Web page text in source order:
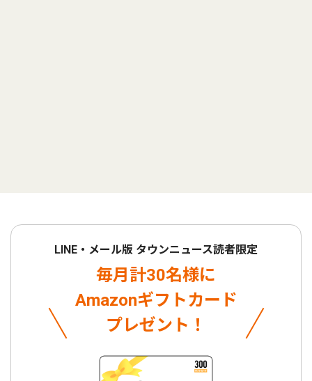
LINE・メール版 タウンニュース読者限定
毎月計30名様に
Amazonギフトカード
プレゼント！